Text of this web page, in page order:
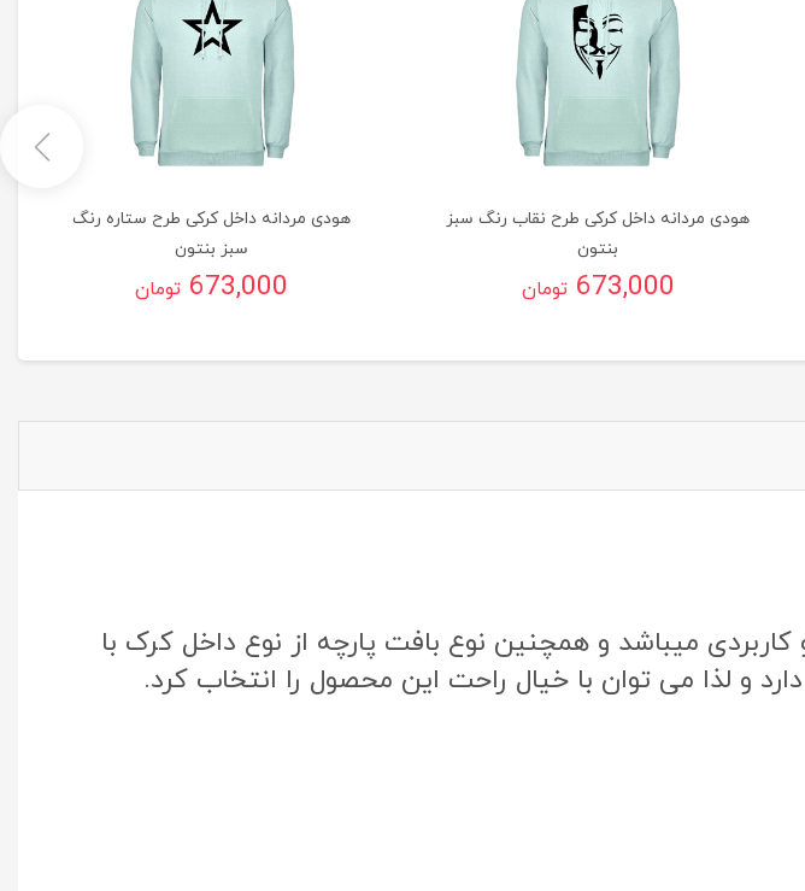
هودی مردانه داخل کرکی طرح نقاب رنگ سبز
بنتون
673,000 تومان
هودی مردانه داخل کرکی طرح ستاره رنگ
سبز بنتون
673,000 تومان
میباشد و همچنین نوع بافت پارچه از نوع داخل کرک با
و لذا می توان با خیال راحت این محصول را انتخاب کرد.